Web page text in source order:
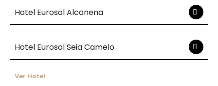
Hotel Eurosol Alcanena
Hotel Eurosol Seia Camelo
Ver Hotel